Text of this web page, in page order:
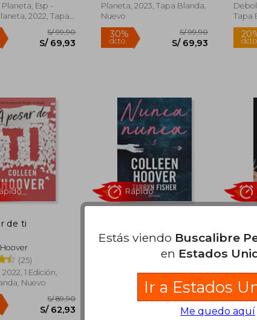
Esp -
2022, Tapa
Planeta, 2023, Tapa Blanda,
Nuevo
30%
dcto.
Rápido
Tapa
de ti
(25)
1 Edición,
Nuevo
Planeta, 2023, 1 Edición,
Tapa Blanda, Nuevo
Nuevo
Estás viendo Buscalibre
en Estados
Ir a Estados
Me quedo aquí